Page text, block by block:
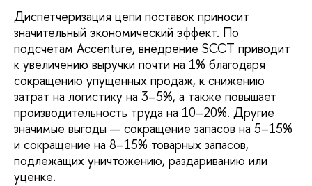
Диспетчеризация цепи поставок приносит
значительный экономический эффект. По
подсчетам Accenture, внедрение SCCT приводит
к увеличению выручки почти на 1% благодаря
сокращению упущенных продаж, к снижению
затрат на логистику на 3–5%, а также повышает
производительность труда на 10–20%. Другие
значимые выгоды — сокращение запасов на 5–15%
и сокращение на 8–15% товарных запасов,
подлежащих уничтожению, раздариванию или
уценке.